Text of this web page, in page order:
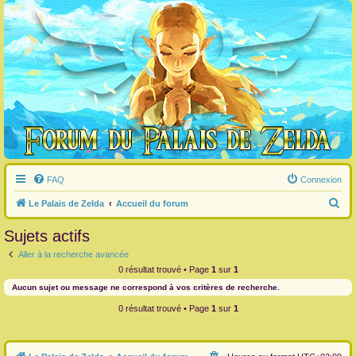
FAQ Connexion
Le Palais de Zelda Accueil du forum
e
e
r
Sujets actifs
Aller à la recherche avancée
0 résultat trouvé • Page 1 sur 1
Aucun sujet ou message ne correspond à vos critères de recherche.
0 résultat trouvé • Page 1 sur 1